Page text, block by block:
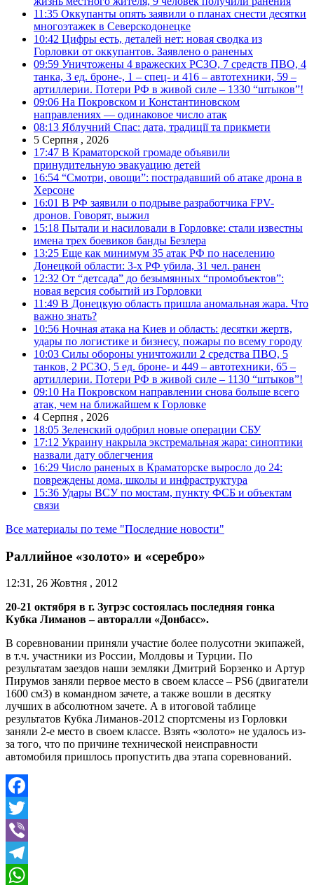
11:35 Оккупанты опять заявили о планах снести десятки
многоэтажек в Северскодонецке
10:42 Цифры есть, деталей нет: новая сводка из
Горловки от оккупантов. Заявлено о раненых
09:59 Уничтожены 4 вражеских РСЗО, 7 средств ПВО, 4
танка, 3 ед. броне-, 1 – спец- и 416 – автотехники, 59 –
артиллерии. Потери РФ в живой силе – 1330 “штыков”!
09:06 На Покровском и Константиновском
направлениях — одинаковое число атак
08:13 Яблучний Спас: дата, традиції та прикмети
5 Серпня , 2026
17:47 В Краматорской громаде объявили
принудительную эвакуацию детей
16:54 “Смотри, овощи”: пострадавший об атаке дрона в
Херсоне
16:01 В РФ заявили о подрыве разработчика FPV-
дронов. Говорят, выжил
15:18 Пытали и насиловали в Горловке: стали известны
имена трех боевиков банды Безлера
13:25 Еще как минимум 35 атак РФ по населению
Донецкой области: 3-х РФ убила, 31 чел. ранен
12:32 От “детсада” до безымянных “промобъектов”:
новая версия событий из Горловки
11:49 В Донецкую область пришла аномальная жара. Что
важно знать?
10:56 Ночная атака на Киев и область: десятки жертв,
удары по логистике и бизнесу, пожары по всему городу
10:03 Силы обороны уничтожили 2 средства ПВО, 5
танков, 2 РСЗО, 5 ед. броне- и 449 – автотехники, 65 –
артиллерии. Потери РФ в живой силе – 1130 “штыков”!
09:10 На Покровском направлении снова больше всего
атак, чем на ближайшем к Горловке
4 Серпня , 2026
18:05 Зеленский одобрил новые операции СБУ
17:12 Украину накрыла экстремальная жара: синоптики
назвали дату облегчения
16:29 Число раненых в Краматорске выросло до 24:
повреждены дома, школы и инфраструктура
15:36 Удары ВСУ по мостам, пункту ФСБ и объектам
связи
Все материалы по теме "Последние новости"
Раллийное «золото» и «серебро»
12:31, 26 Жовтня , 2012
20-21 октября в г. Зугрэс состоялась последняя гонка
Кубка Лиманов – авторалли «Донбасс».
В соревновании приняли участие более полусотни экипажей,
в т.ч. участники из России, Молдовы и Турции. По
результатам заездов наши земляки Дмитрий Борзенко и Артур
Пирумов заняли первое место в своем классе – PS6 (двигатели
1600 см3) в командном зачете, а также вошли в десятку
лучших в абсолютном зачете. А в итоговой таблице
результатов Кубка Лиманов-2012 спортсмены из Горловки
заняли 2-е место в своем классе. Взять «золото» не удалось из-
за того, что по причине технической неисправности
автомобиля пришлось пропустить два этапа соревнований.
Facebook
Twitter
Viber
Telegram